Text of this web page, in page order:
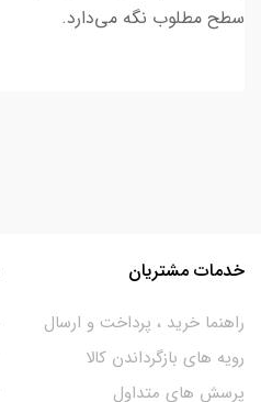
سطح مطلوب نگه می‌دارد.
خدمات مشتریان
راهنما خرید ، پرداخت و ارسال
رویه های بازگرداندن کالا
پرسش های متداول